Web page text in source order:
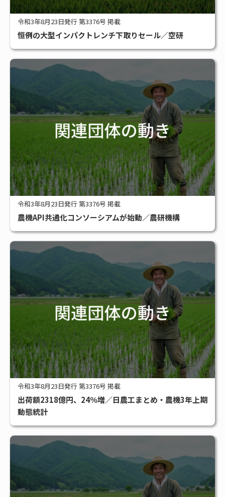
令和3年8月23日発行 第3376号 掲載
恒例の大型インパクトレンチ下取りセール／空研
令和3年8月23日発行 第3376号 掲載
農機API共通化コンソーシアムが始動／農研機構
令和3年8月23日発行 第3376号 掲載
出荷額2318億円、24％増／日農工まとめ・農機3年上期
動態統計